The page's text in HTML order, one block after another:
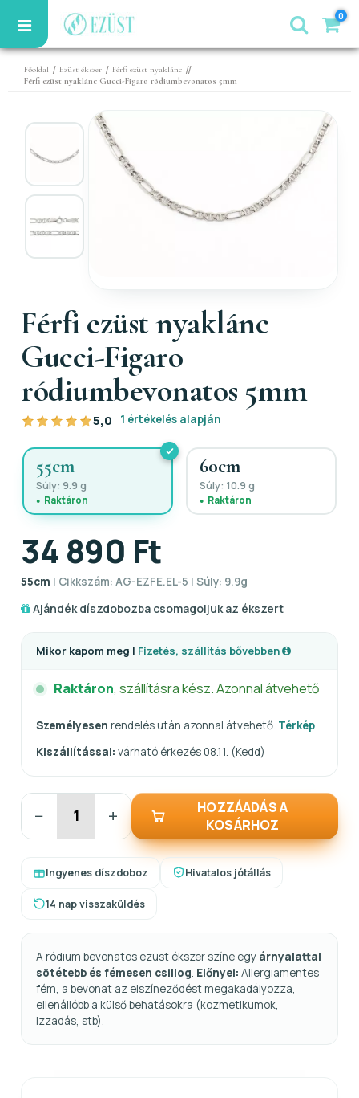
0
Főoldal / Ezüst ékszer / Férfi ezüst nyaklánc //
Férfi ezüst nyaklánc Gucci-Figaro ródiumbevonatos 5mm
Férfi ezüst nyaklánc
Gucci-Figaro
ródiumbevonatos 5mm
5,0 1 értékelés alapján
55cm
Súly: 9.9 g
Raktáron
60cm
Súly: 10.9 g
Raktáron
34 890 Ft
55cm | Cikkszám: AG-EZFE.EL-5 | Súly: 9.9g
Ajándék díszdobozba csomagoljuk az ékszert
Mikor kapom meg | Fizetés, szállítás bővebben
Raktáron, szállításra kész. Azonnal átvehető
Személyesen rendelés után azonnal átvehető. Térkép
Kiszállítással: várható érkezés 08.11. (Kedd)
− +
HOZZÁADÁS A
KOSÁRHOZ
Ingyenes díszdoboz Hivatalos jótállás
14 nap visszaküldés
A ródium bevonatos ezüst ékszer színe egy árnyalattal
sötétebb és fémesen csillog. Előnyei: Allergiamentes
fém, a bevonat az elszíneződést megakadályozza,
ellenállóbb a külső behatásokra (kozmetikumok,
izzadás, stb).